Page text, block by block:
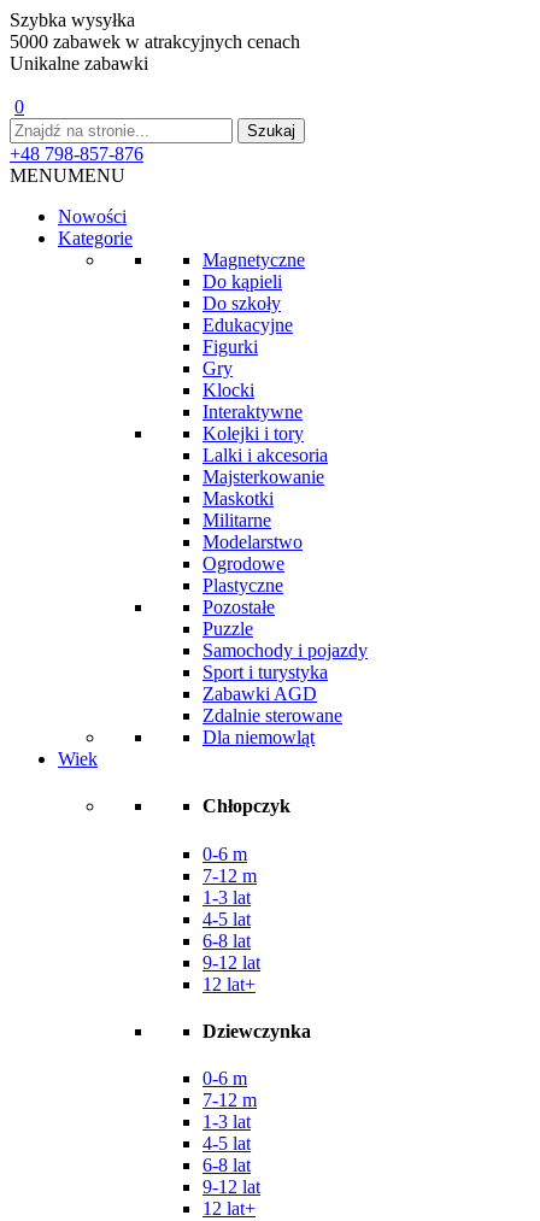
Szybka wysyłka
5000 zabawek w atrakcyjnych cenach
Unikalne zabawki
0
+48 798-857-876
MENUMENU
Nowości
Kategorie
Magnetyczne
Do kąpieli
Do szkoły
Edukacyjne
Figurki
Gry
Klocki
Interaktywne
Kolejki i tory
Lalki i akcesoria
Majsterkowanie
Maskotki
Militarne
Modelarstwo
Ogrodowe
Plastyczne
Pozostałe
Puzzle
Samochody i pojazdy
Sport i turystyka
Zabawki AGD
Zdalnie sterowane
Dla niemowląt
Wiek
Chłopczyk
0-6 m
7-12 m
1-3 lat
4-5 lat
6-8 lat
9-12 lat
12 lat+
Dziewczynka
0-6 m
7-12 m
1-3 lat
4-5 lat
6-8 lat
9-12 lat
12 lat+